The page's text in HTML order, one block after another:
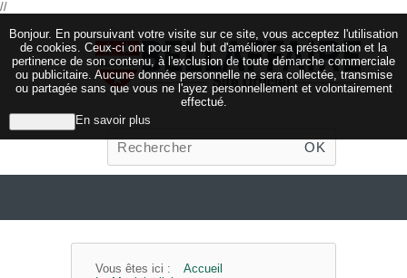
//
Bonjour. En poursuivant votre visite sur ce site, vous acceptez l'utilisation
de cookies. Ceux-ci ont pour seul but d'améliorer sa présentation et la
pertinence de son contenu, à l'exclusion de toute démarche commerciale
ou publicitaire. Aucune donnée personnelle ne sera collectée, transmise
ou partagée sans que vous ne l'ayez personnellement et volontairement
effectué.
En savoir plus
OK
Vous êtes ici :
Accueil